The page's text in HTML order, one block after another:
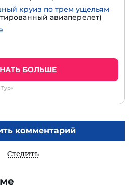
круиз по трем ущельям
авиаперелет)
БОЛЬШЕ
комментарий
Следить